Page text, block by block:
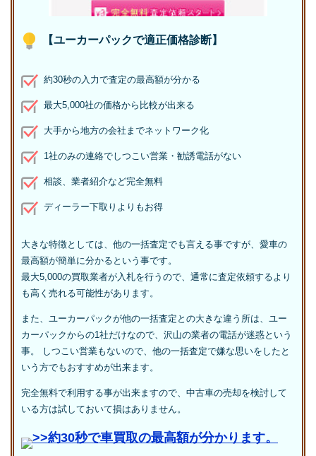
【ユーカーパックで適正価格診断】
約30秒の入力で査定の最高額が分かる
最大5,000社の価格から比較が出来る
大手から地方の会社までネットワーク化
1社のみの連絡でしつこい営業・勧誘電話がない
相談、業者紹介など完全無料
ディーラー下取りよりもお得
大きな特徴としては、他の一括査定でも言える事ですが、愛車の
最高額が簡単に分かるという事です。
最大5,000の買取業者が入札を行うので、通常に査定依頼するより
も高く売れる可能性があります。
また、ユーカーパックが他の一括査定との大きな違う所は、ユー
カーパックからの1社だけなので、沢山の業者の電話が迷惑という
事。 しつこい営業もないので、他の一括査定で嫌な思いをしたと
いう方でもおすすめが出来ます。
完全無料で利用する事が出来ますので、中古車の売却を検討して
いる方は試しておいて損はありません。
>>約30秒で車買取の最高額が分かります。